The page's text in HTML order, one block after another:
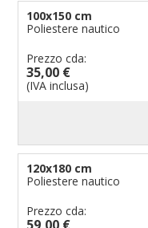
100x150 cm
Poliestere nautico
Prezzo cda:
35,00 €
(IVA inclusa)
120x180 cm
Poliestere nautico
Prezzo cda: